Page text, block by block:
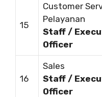
15
Customer
Pelayanan
Staff /
Officer
16
Sales
Staff /
Officer